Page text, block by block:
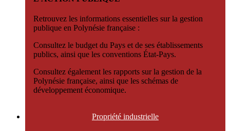
Retrouvez les informations essentielles sur la gestion
publique en Polynésie française :
Consultez le budget du Pays et de ses établissements
publics, ainsi que les conventions État-Pays.
Consultez également les rapports sur la gestion de la
Polynésie française, ainsi que les schémas de
développement économique.
Propriété industrielle